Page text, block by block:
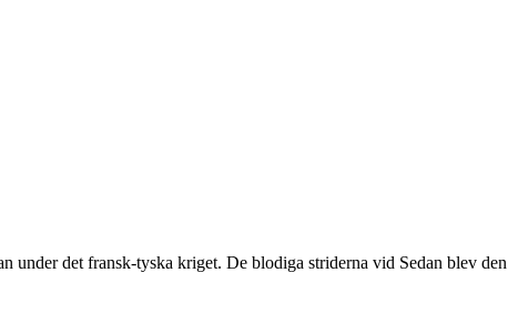
under det fransk-tyska kriget. De blodiga striderna vid Sedan blev